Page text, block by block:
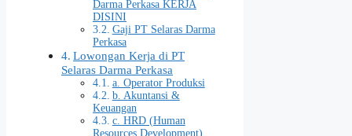
Darma Perkasa KERJA
DISINI
Gaji PT Selaras Darma
Perkasa
Lowongan Kerja di PT
Selaras Darma Perkasa
a. Operator Produksi
b. Akuntansi &
Keuangan
c. HRD (Human
Resources Development)